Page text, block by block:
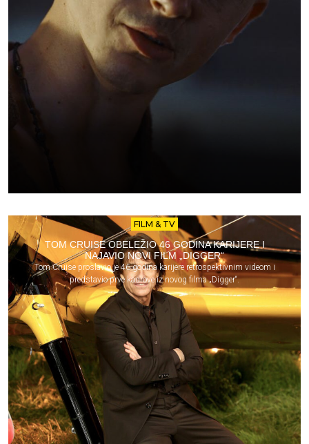
FILM & TV
TOM CRUISE OBELEŽIO 46 GODINA KARIJERE I
NAJAVIO NOVI FILM „DIGGER“
Tom Cruise proslavio je 46 godina karijere retrospektivnim videom i
predstavio prve kadrove iz novog filma „Digger“.